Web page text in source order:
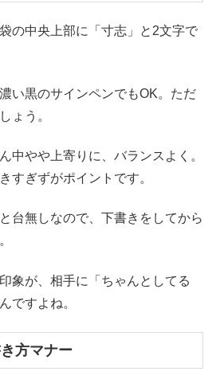
の中央上部に「寸志」と2文字で
い黒のサインペンでもOK。ただ
ょう。
中やや上寄りに、バランスよく。
すぎずがポイントです。
台無しなので、下書きをしてから
象が、相手に「ちゃんとしてる
ですよね。
方マナー